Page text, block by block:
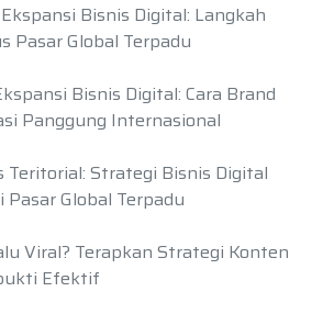
Bisnis Digital: Langkah
Pasar Global Terpadu
Bisnis Digital: Cara Brand
Panggung Internasional
Teritorial: Strategi Bisnis Digital
Global Terpadu
Viral? Terapkan Strategi Konten
Efektif